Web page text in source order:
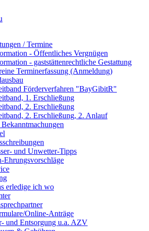
/ Termine
- Öffentliches Vergnügen
- gaststättenrechtliche Gestattung
Terminerfassung (Anmeldung)
Förderverfahren "BayGibitR"
1. Erschließung
2. Erschließung
2. Erschließung, 2. Anlauf
und Unwetter-Tipps
Ehrungsvorschläge
erledige ich wo
Online-Anträge
und Entsorgung u.a. AZV